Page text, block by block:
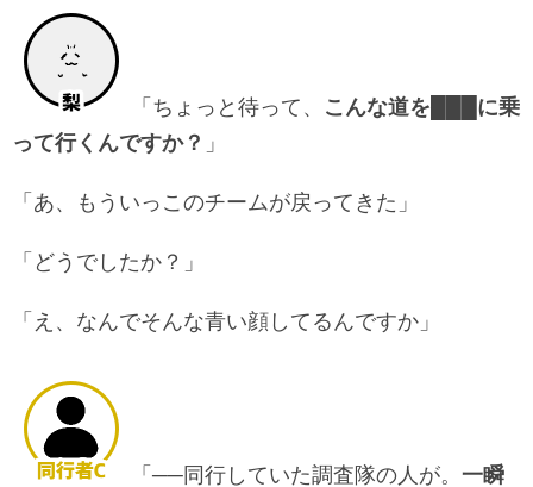
「ちょっと待って、 こんな道を███に乗
って行くんですか？ 」
「あ、もういっこのチームが戻ってきた」
「どうでしたか？」
「え、なんでそんな青い顔してるんですか」
「──同行していた調査隊の人が。 一瞬